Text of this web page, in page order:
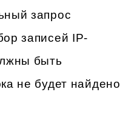
запрос
записей IP-
быть
не будет найдено